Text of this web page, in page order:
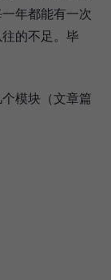
年都能有一次
的不足。毕
模块（文章篇